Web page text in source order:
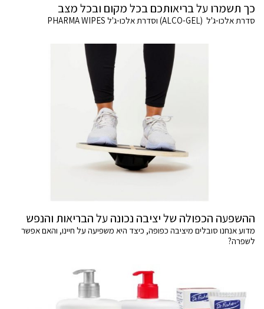
כך תשמרו על בריאותכם בכל מקום ובכל מצב
סדרת אלכו-ג'ל (ALCO-GEL) וסדרת אלכו-ג'ל PHARMA WIPES
ההשפעה הכפולה של יציבה נכונה על הבריאות והנפש
מדוע אנחנו סובלים מיציבה כפופה, כיצד היא משפיעה על חיינו, והאם אפשר
לשפרה?